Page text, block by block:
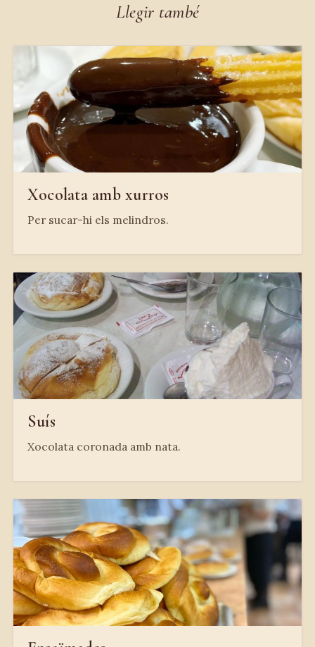
Llegir també
Xocolata amb xurros
Per sucar-hi els melindros.
Suís
Xocolata coronada amb nata.